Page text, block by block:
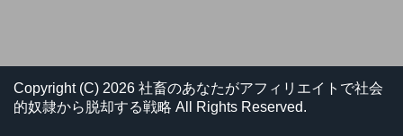
Copyright (C) 2026 社畜のあなたがアフィリエイトで社会
的奴隷から脱却する戦略 All Rights Reserved.